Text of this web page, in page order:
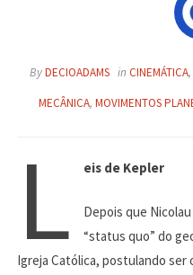
ByDECIOADAMS inCINEMÁTICA
MECÂNICA,MOVIMENTOS
L eis de Kepler
Depois que
“status quo” do
Igreja Católica, postulando